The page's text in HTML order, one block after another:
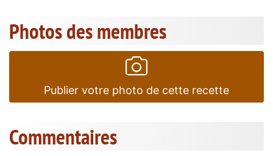
Photos des membres
Publier votre photo de cette recette
Commentaires